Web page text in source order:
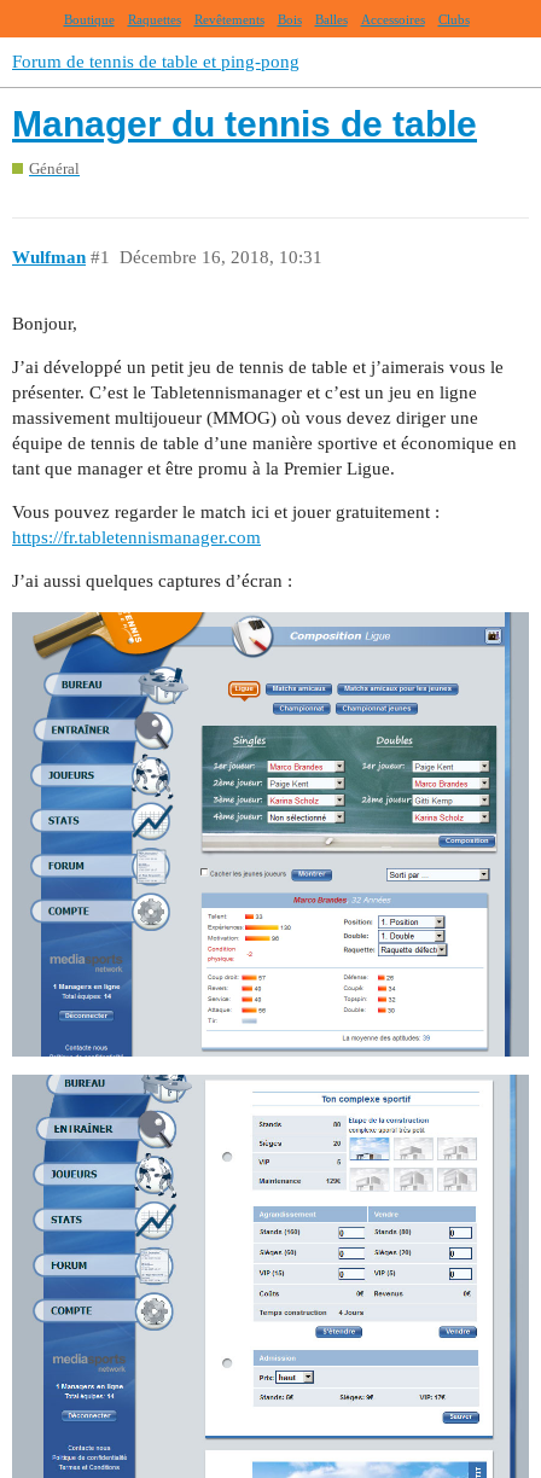
Boutique Raquettes Revêtements Bois Balles Accessoires Clubs
Forum de tennis de table et ping-pong
Manager du tennis de table
Général
Wulfman Décembre 16, 2018, 10:31
#1
Bonjour,
J’ai développé un petit jeu de tennis de table et j’aimerais vous le
présenter. C’est le Tabletennismanager et c’est un jeu en ligne
massivement multijoueur (MMOG) où vous devez diriger une
équipe de tennis de table d’une manière sportive et économique en
tant que manager et être promu à la Premier Ligue.
Vous pouvez regarder le match ici et jouer gratuitement :
https://fr.tabletennismanager.com
J’ai aussi quelques captures d’écran :